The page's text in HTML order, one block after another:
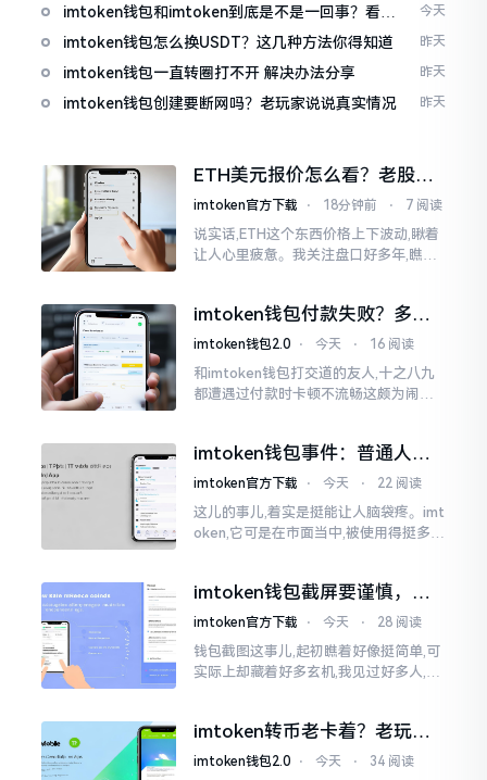
imtoken钱包和imtoken到底是不是一回事？看完
就懂了
今天
imtoken钱包怎么换USDT？这几种方法你得知道 昨天
imtoken钱包一直转圈打不开 解决办法分享 昨天
imtoken钱包创建要断网吗？老玩家说说真实情况 昨天
ETH美元报价怎么看？老股民
手把手教你盯盘
imtoken官方下载 ⋅ 18分钟前 ⋅ 7 阅读
说实话,ETH这个东西价格上下波动,瞅着
让人心里疲惫。我关注盘口好多年,瞧见
判断。
imtoken钱包付款失败？多半
是这几个原因闹的
imtoken钱包2.0 ⋅ 今天 ⋅ 16 阅读
和imtoken钱包打交道的友人,十之八九
都遭遇过付款时卡顿不流畅这颇为闹心
急得连连跺脚。实际上讲
imtoken钱包事件：普通人该
咋办？
imtoken官方下载 ⋅ 今天 ⋅ 22 阅读
这儿的事儿,着实是挺能让人脑袋疼。imt
oken,它可是在市面当中,被使用得挺多的
imtoken钱包截屏要谨慎，别
把隐私当儿戏
imtoken官方下载 ⋅ 今天 ⋅ 28 阅读
钱包截图这事儿,起初瞧着好像挺简单,可
实际上却藏着好多玄机,我见过好多人,总
得
imtoken转币老卡着？老玩家
教你几招搞定
imtoken钱包2.0 ⋅ 今天 ⋅ 34 阅读